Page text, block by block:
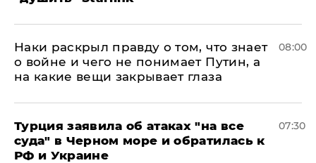
Наки раскрыл правду о том, что знает
о войне и чего не понимает Путин, а
на какие вещи закрывает глаза
08:00
Турция заявила об атаках "на все
суда" в Черном море и обратилась к
РФ и Украине
07:30